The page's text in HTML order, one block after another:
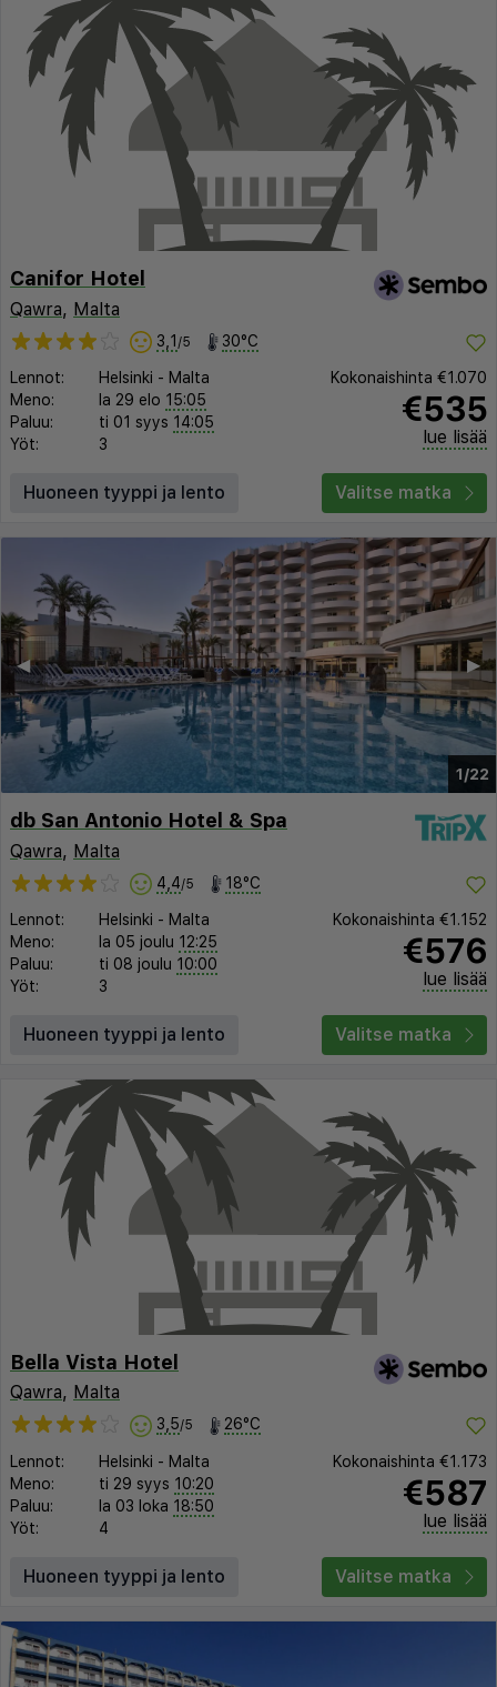
Canifor Hotel
Qawra, Malta
3,1 /5 30°C
Lennot: Helsinki - Malta
Meno:
la 29 elo 15:05
Paluu:
ti 01 syys 14:05
Yöt:
3
Kokonaishinta €1.070
€535
lue lisää
Huoneen tyyppi ja lento Valitse matka
1/22
▶︎
◀︎
db San Antonio Hotel & Spa
Qawra, Malta
4,4/5 18°C
Lennot: Helsinki - Malta
Meno:
la 05 joulu 12:25
Paluu:
ti 08 joulu 10:00
Yöt:
3
Kokonaishinta €1.152
€576
lue lisää
Huoneen tyyppi ja lento Valitse matka
Bella Vista Hotel
Qawra, Malta
3,5/5 26°C
Lennot: Helsinki - Malta
Meno:
ti 29 syys 10:20
Paluu:
la 03 loka 18:50
Yöt:
4
Kokonaishinta €1.173
€587
lue lisää
Huoneen tyyppi ja lento Valitse matka